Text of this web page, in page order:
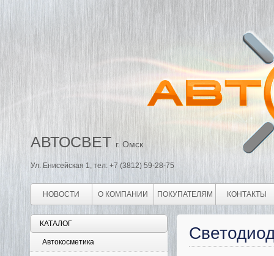
АВТОСВЕТ г. Омск
Ул. Енисейская 1, тел: +7 (3812) 59-28-75
НОВОСТИ О КОМПАНИИ ПОКУПАТЕЛЯМ КОНТАКТЫ
КАТАЛОГ
Автокосметика